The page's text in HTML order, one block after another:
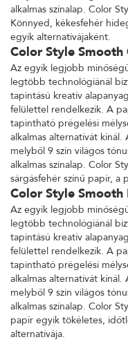
alkalmas színalap. Color
Könnyed, kékesfehér
egyik alternatívájaként.
Color Style Smooth
Az egyik legjobb
legtöbb technológiánál
tapintású kreatív
felülettel rendelkezik. A
tapintható prégelési
alkalmas alternatívát
melyből 9 szín világos
alkalmas színalap. Color
sárgásfehér színű papír, a
Color Style Smooth
Az egyik legjobb
legtöbb technológiánál
tapintású kreatív
felülettel rendelkezik. A
tapintható prégelési
alkalmas alternatívát
melyből 9 szín világos
alkalmas színalap. Color
papír egyik tökéletes,
alternatívája.